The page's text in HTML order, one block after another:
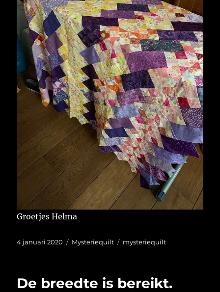
Groetjes Helma
Geplaatst
4 januari 2020 Categorieën
Mysteriequilt Tags
mysteriequilt
De breedte is bereikt.